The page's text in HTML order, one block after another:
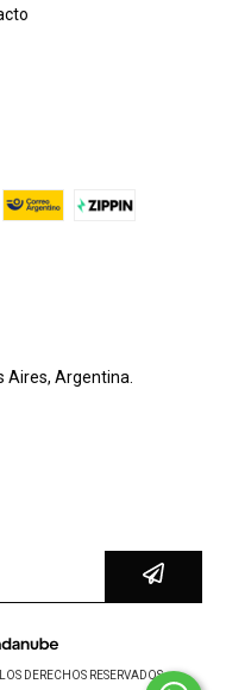
Aires, Argentina.
DERECHOS RESERVADOS.